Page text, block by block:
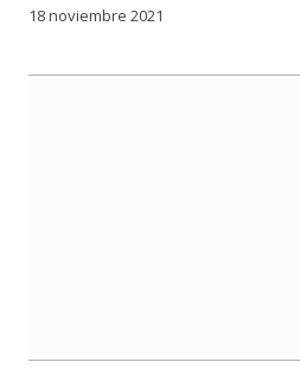
18 noviembre 2021